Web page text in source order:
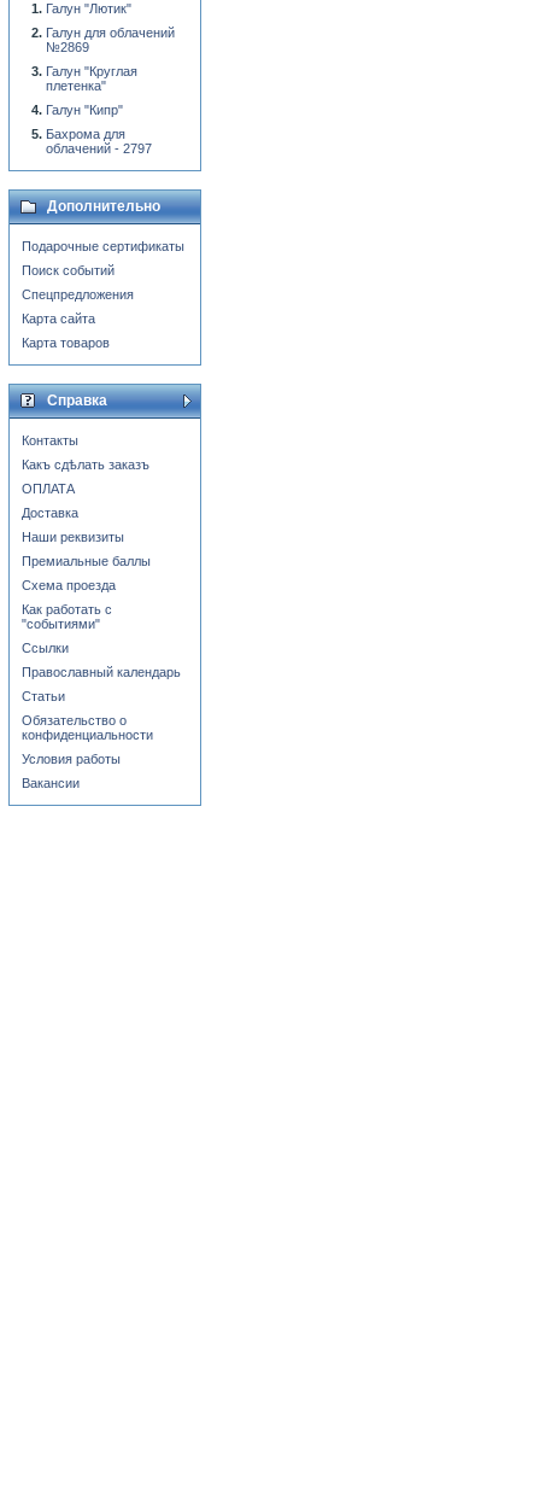
Галун "Лютик"
Галун для облачений
№2869
Галун "Круглая
плетенка"
Галун "Кипр"
Бахрома для
облачений - 2797
Дополнительно
Подарочные сертификаты
Поиск событий
Спецпредложения
Карта сайта
Карта товаров
Справка
Контакты
Какъ сдѣлать заказъ
ОПЛАТА
Доставка
Наши реквизиты
Премиальные баллы
Схема проезда
Как работать с
"событиями"
Ссылки
Православный календарь
Статьи
Обязательство о
конфиденциальности
Условия работы
Вакансии